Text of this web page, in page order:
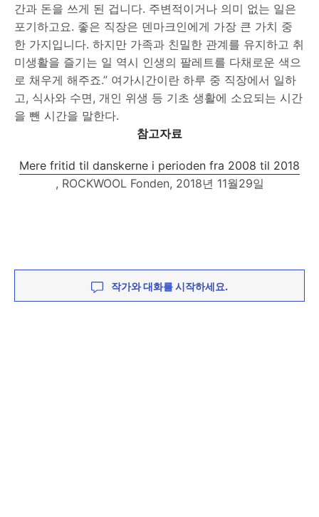
간과 돈을 쓰게 된 겁니다. 주변적이거나 의미 없는 일은
포기하고요. 좋은 직장은 덴마크인에게 가장 큰 가치 중
한 가지입니다. 하지만 가족과 친밀한 관계를 유지하고 취
미생활을 즐기는 일 역시 인생의 팔레트를 다채로운 색으
로 채우게 해주죠.” 여가시간이란 하루 중 직장에서 일하
고, 식사와 수면, 개인 위생 등 기초 생활에 소요되는 시간
을 뺀 시간을 말한다.
참고자료
Mere fritid til danskerne i perioden fra 2008 til 2018
, ROCKWOOL Fonden, 2018년 11월29일
작가와 대화를 시작하세요.